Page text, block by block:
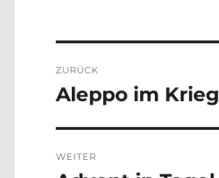
ZURÜCK
Vorheriger
Aleppo im Krieg
WEITER